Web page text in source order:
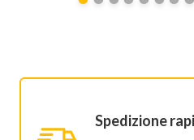
Spedizione